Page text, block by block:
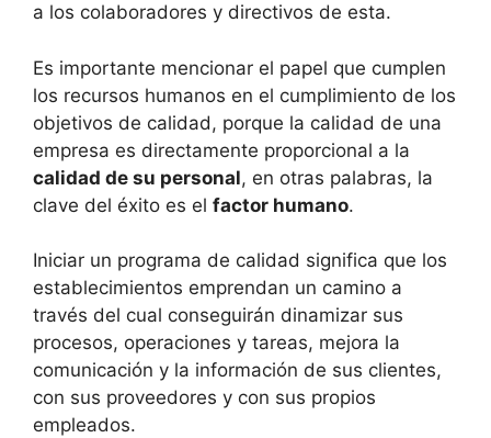
a los colaboradores y directivos de esta.
Es importante mencionar el papel que cumplen
los recursos humanos en el cumplimiento de los
objetivos de calidad, porque la calidad de una
empresa es directamente proporcional a la
calidad de su personal, en otras palabras, la
clave del éxito es el factor humano.
Iniciar un programa de calidad significa que los
establecimientos emprendan un camino a
través del cual conseguirán dinamizar sus
procesos, operaciones y tareas, mejora la
comunicación y la información de sus clientes,
con sus proveedores y con sus propios
empleados.